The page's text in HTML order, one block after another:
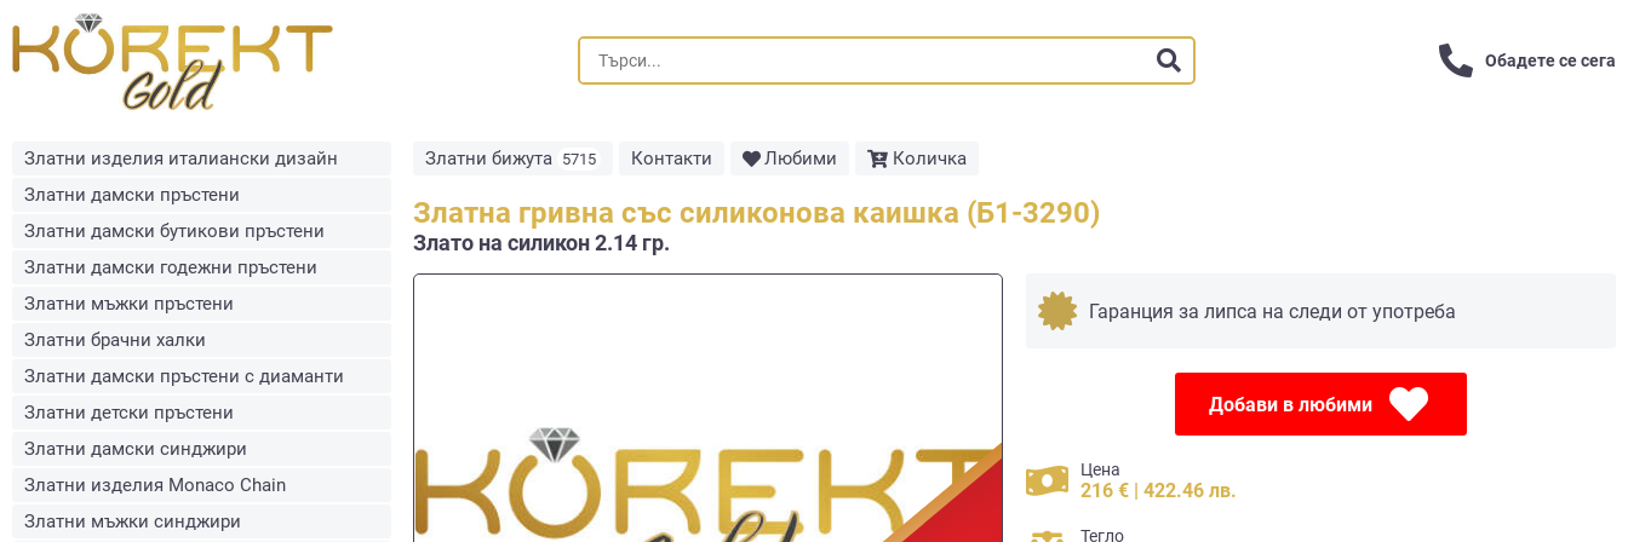
Обадете се сега
Златни изделия италиански дизайн
Златни дамски пръстени
Златни дамски бутикови пръстени
Златни дамски годежни пръстени
Златни мъжки пръстени
Златни брачни халки
Златни дамски пръстени с диаманти
Златни детски пръстени
Златни дамски синджири
Златни изделия Monaco Chain
Златни мъжки синджири
Златни бижута 5715 Контакти Любими Количка
Златна гривна със силиконова каишка (Б1-3290)
Злато на силикон 2.14 гр.
Гаранция за липса на следи от употреба
Добави в любими
Цена
216 € | 422.46 лв.
Тегло